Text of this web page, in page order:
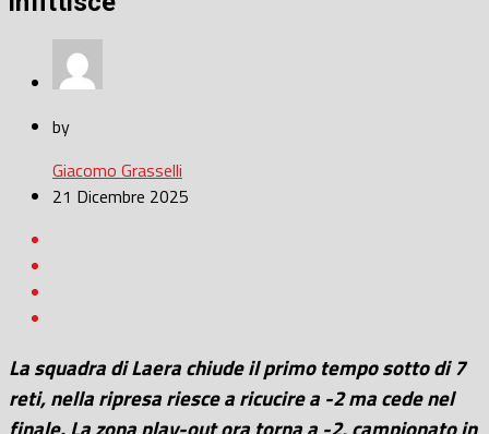
by
Giacomo Grasselli
21 Dicembre 2025
La squadra di Laera chiude il primo tempo sotto di 7
reti, nella ripresa riesce a ricucire a -2 ma cede nel